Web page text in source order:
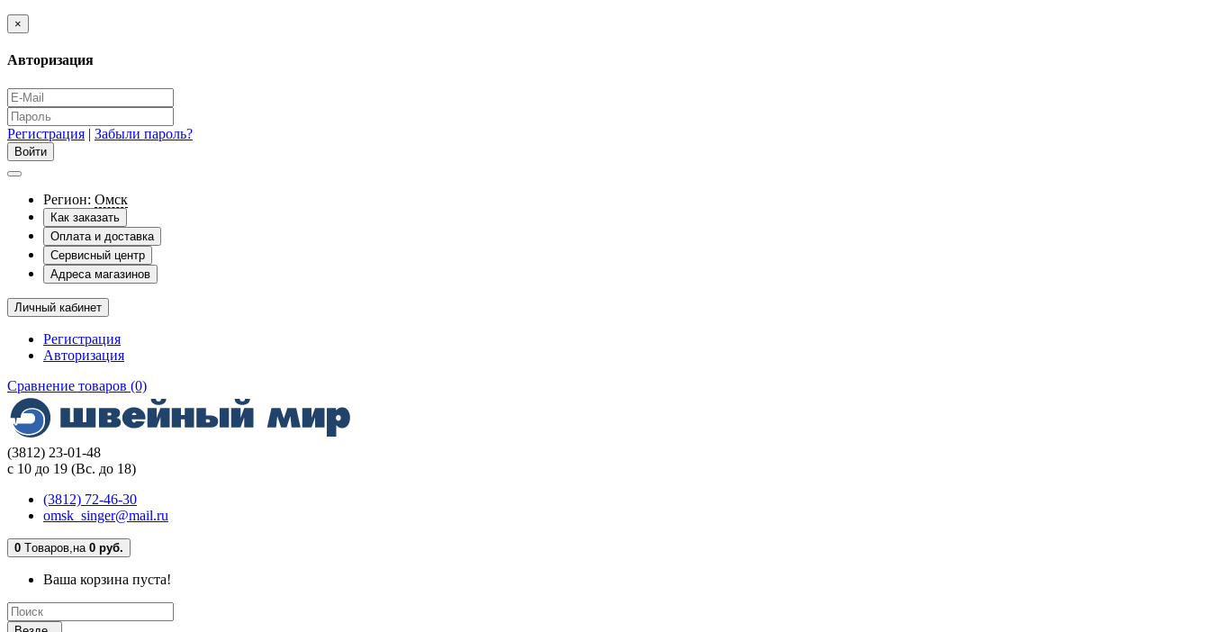
×
Авторизация
Регистрация | Забыли пароль?
Регион: Омск
Как заказать
Оплата и доставка
Сервисный центр
Адреса магазинов
Личный кабинет
Регистрация
Авторизация
Сравнение товаров (0)
(3812) 23-01-48
с 10 до 19 (Вс. до 18)
(3812) 72-46-30
omsk_singer@mail.ru
0 Tоваров,на 0 руб.
Ваша корзина пуста!